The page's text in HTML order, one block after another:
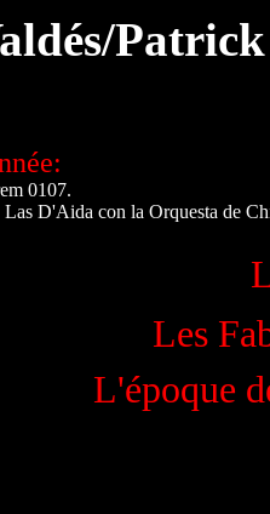
0107.
D'Aida con la Orquesta de
Les
L'époque